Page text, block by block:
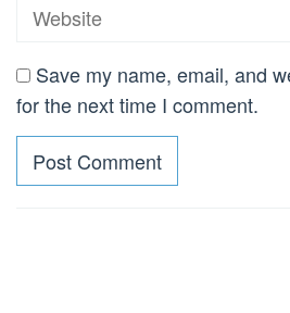
Save my name, email, and
for the next time I comment.